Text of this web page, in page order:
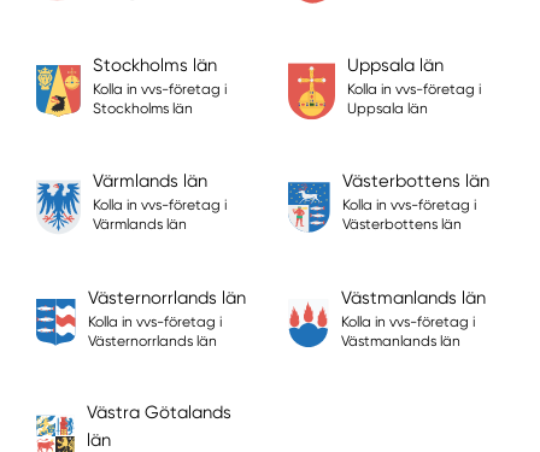
Stockholms län
Kolla in vvs-företag i
Stockholms län
Uppsala län
Kolla in vvs-företag i
Uppsala län
Värmlands län
Kolla in vvs-företag i
Värmlands län
Västerbottens län
Kolla in vvs-företag i
Västerbottens län
Västernorrlands län
Kolla in vvs-företag i
Västernorrlands län
Västmanlands län
Kolla in vvs-företag i
Västmanlands län
Västra Götalands
län